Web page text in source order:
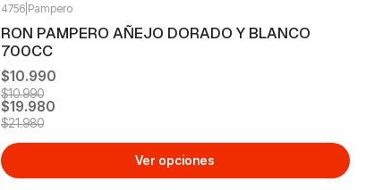
4756| Pampero
RON PAMPERO AÑEJO DORADO Y BLANCO
700CC
$10.990
$10.990
$19.980
$21.980
Ver opciones